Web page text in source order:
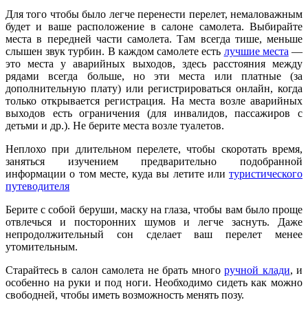
Для того чтобы было легче перенести перелет, немаловажным
будет и ваше расположение в салоне самолета. Выбирайте
места в передней части самолета. Там всегда тише, меньше
слышен звук турбин. В каждом самолете есть лучшие места —
это места у аварийных выходов, здесь расстояния между
рядами всегда больше, но эти места или платные (за
дополнительную плату) или регистрироваться онлайн, когда
только открывается регистрация. На места возле аварийных
выходов есть ограничения (для инвалидов, пассажиров с
детьми и др.). Не берите места возле туалетов.
Неплохо при длительном перелете, чтобы скоротать время,
заняться изучением предварительно подобранной
информации о том месте, куда вы летите или туристического
путеводителя
Берите с собой беруши, маску на глаза, чтобы вам было проще
отвлечься и посторонних шумов и легче заснуть. Даже
непродолжительный сон сделает ваш перелет менее
утомительным.
Старайтесь в салон самолета не брать многоручной клади, и
особенно на руки и под ноги. Необходимо сидеть как можно
свободней, чтобы иметь возможность менять позу.